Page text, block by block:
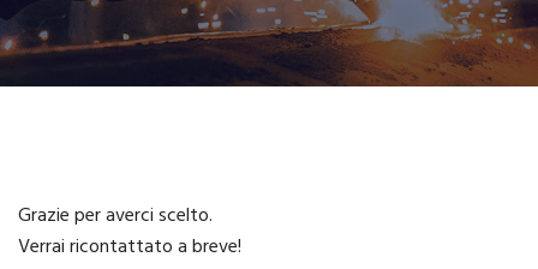
Grazie per averci scelto.
Verrai ricontattato a breve!